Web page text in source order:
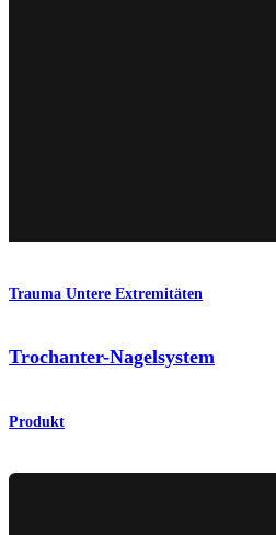
Trauma Untere Extremitäten
Trochanter-Nagelsystem
Produkt